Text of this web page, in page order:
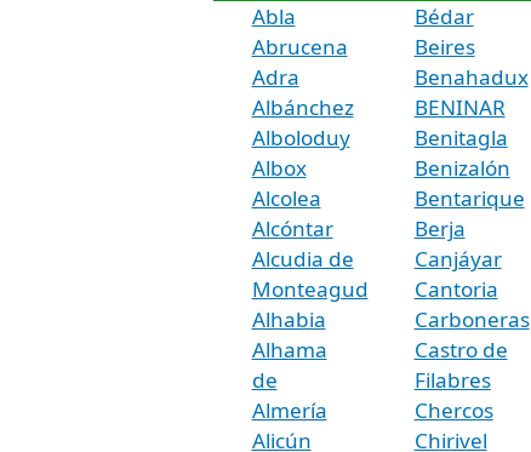
Abla
Abrucena
Adra
Albánchez
Alboloduy
Albox
Alcolea
Alcóntar
Alcudia de
Monteagud
Alhabia
Alhama
de
Almería
Alicún
Bédar
Beires
Benahadux
BENINAR
Benitagla
Benizalón
Bentarique
Berja
Canjáyar
Cantoria
Carboneras
Castro de
Filabres
Chercos
Chirivel